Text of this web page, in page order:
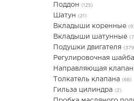
Поддон (125)
Шатун (21)
Вкладыши коренные
Вкладыши шатунные
Подушки двигателя
Регулировочная
Направляющая
Толкатель клапана (68)
Гильза цилиндра (2)